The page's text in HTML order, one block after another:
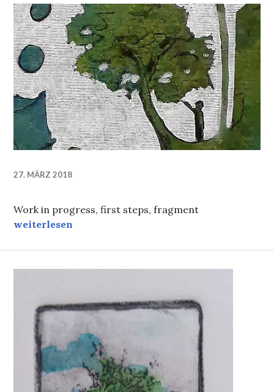
27. MÄRZ 2018
Work in progress, first steps, fragment
Was der Frühling und Rolands Kirschkuchen
weiterlesen